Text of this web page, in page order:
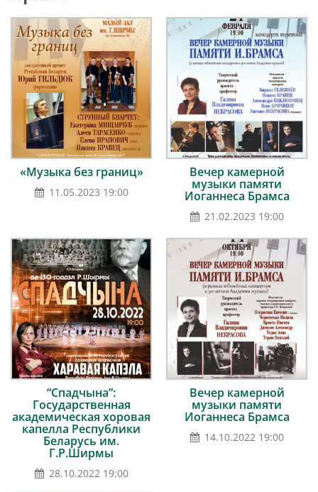
«Музыка без границ»
11.05.2023 19:00
Вечер камерной
музыки памяти
Иоганнеса Брамса
21.02.2023 19:00
“Спадчына”:
Государственная
академическая хоровая
капелла Республики
Беларусь им.
Г.Р.Ширмы
28.10.2022 19:00
Вечер камерной
музыки памяти
Иоганнеса Брамса
14.10.2022 19:00